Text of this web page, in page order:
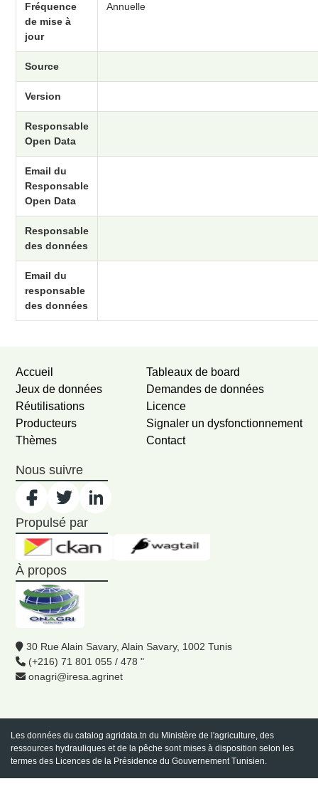
Fréquence
de mise à
jour
Annuelle
Source
Version
Responsable
Open Data
Email du
Responsable
Open Data
Responsable
des données
Email du
responsable
des données
Accueil
Jeux de données
Réutilisations
Producteurs
Thèmes
Tableaux de board
Demandes de données
Licence
Signaler un dysfonctionnement
Contact
Nous suivre
Propulsé par
À propos
30 Rue Alain Savary, Alain Savary, 1002 Tunis
(+216) 71 801 055 / 478 "
onagri@iresa.agrinet
Les données du catalog agridata.tn du Ministère de l'agriculture, des
ressources hydrauliques et de la pêche sont mises à disposition selon les
termes des Licences de la Présidence du Gouvernement Tunisien.